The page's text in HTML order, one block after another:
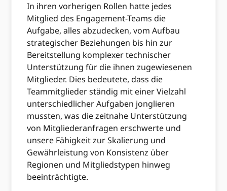
In ihren vorherigen Rollen hatte jedes
Mitglied des Engagement-Teams die
Aufgabe, alles abzudecken, vom Aufbau
strategischer Beziehungen bis hin zur
Bereitstellung komplexer technischer
Unterstützung für die ihnen zugewiesenen
Mitglieder. Dies bedeutete, dass die
Teammitglieder ständig mit einer Vielzahl
unterschiedlicher Aufgaben jonglieren
mussten, was die zeitnahe Unterstützung
von Mitgliederanfragen erschwerte und
unsere Fähigkeit zur Skalierung und
Gewährleistung von Konsistenz über
Regionen und Mitgliedstypen hinweg
beeinträchtigte.